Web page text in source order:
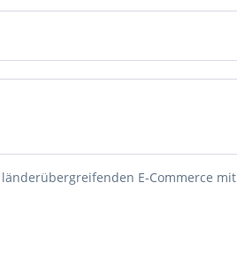
E-Commerce mit